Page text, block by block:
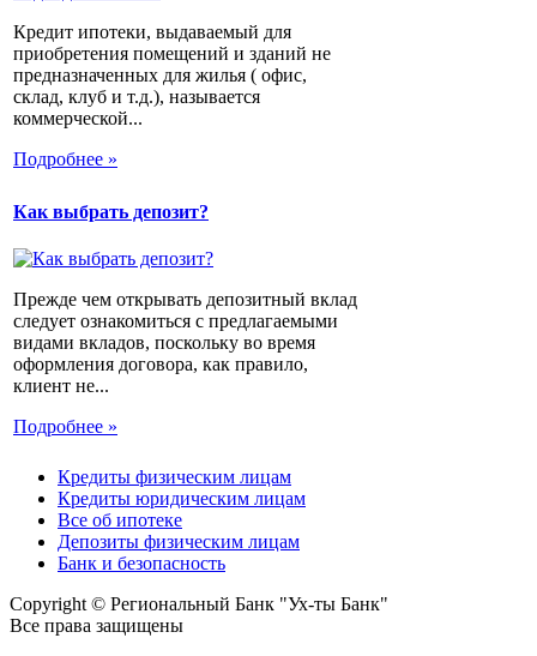
Кредит ипотеки, выдаваемый для
приобретения помещений и зданий не
предназначенных для жилья ( офис,
склад, клуб и т.д.), называется
коммерческой...
Подробнее »
Как выбрать депозит?
Прежде чем открывать депозитный вклад
следует ознакомиться с предлагаемыми
видами вкладов, поскольку во время
оформления договора, как правило,
клиент не...
Подробнее »
Кредиты физическим лицам
Кредиты юридическим лицам
Все об ипотеке
Депозиты физическим лицам
Банк и безопасность
Copyright © Региональный Банк "Ух-ты Банк"
Все права защищены